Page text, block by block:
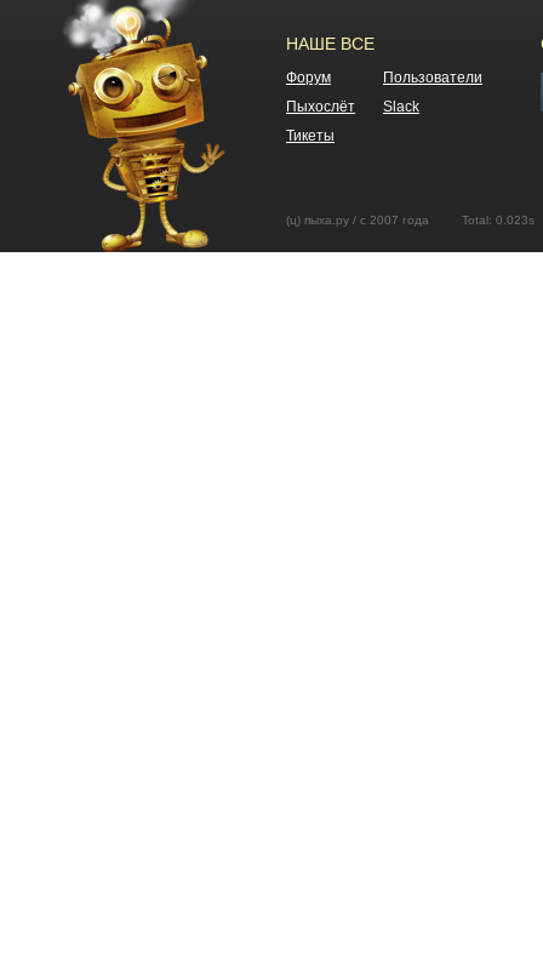
НАШЕ ВСЕ
Форум
Пользователи
Пыхослёт
Slack
Тикеты
(ц) пыха.ру / с 2007 года Total: